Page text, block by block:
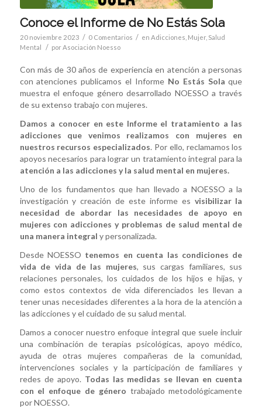
Conoce el Informe de No Estás Sola
20 noviembre 2023 / 0 Comentarios / en Adicciones Mujer, Salud
Mental
/ porAsociación Noesso
Con más de 30 años de experiencia en atención a personas
con atenciones publicamos el Informe No Estás Sola que
muestra el enfoque género desarrollado NOESSO a través
de su extenso trabajo con mujeres.
Damos a conocer en este Informe el tratamiento a las
adicciones que venimos realizamos con mujeres en
nuestros recursos especializados. Por ello, reclamamos los
apoyos necesarios para lograr un tratamiento integral para la
atención a las adicciones y la salud mental en mujeres.
Uno de los fundamentos que han llevado a NOESSO a la
investigación y creación de este informe es visibilizar la
necesidad de abordar las necesidades de apoyo en
mujeres con adicciones y problemas de salud mental de
una manera integral y personalizada.
Desde NOESSO tenemos en cuenta las condiciones de
vida de vida de las mujeres, sus cargas familiares, sus
relaciones personales, los cuidados de los hijos e hijas, y
como estos contextos de vida diferenciados les llevan a
tener unas necesidades diferentes a la hora de la atención a
las adicciones y el cuidado de su salud mental.
Damos a conocer nuestro enfoque integral que suele incluir
una combinación de terapias psicológicas, apoyo médico,
ayuda de otras mujeres compañeras de la comunidad,
intervenciones sociales y la participación de familiares y
redes de apoyo. Todas las medidas se llevan en cuenta
con el enfoque de género trabajado metodológicamente
por NOESSO.